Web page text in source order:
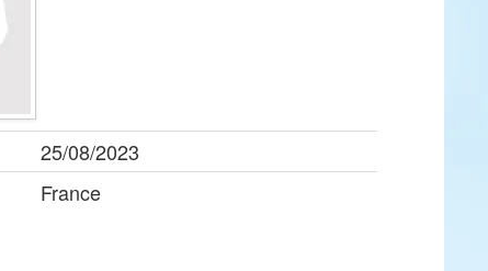
25/08/2023
France